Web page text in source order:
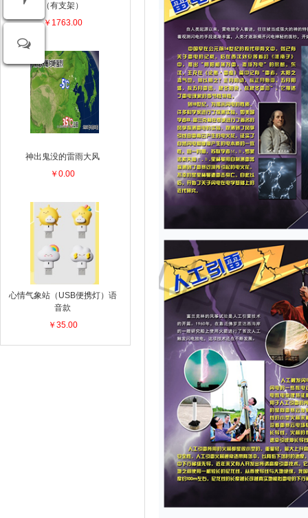
（有支架）
￥1763.00
神出鬼没的雷雨大风
￥0.00
心情气象站（USB便携灯）语
音款
￥35.00